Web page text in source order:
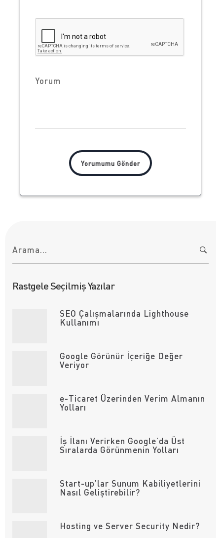
r
m
:Rastgele Seçilmiş Yazılar
SEO Çalışmalarında Lighthouse
Kullanımı
Google Görünür İçeriğe Değer
Veriyor
e-Ticaret Üzerinden Verim Almanın
Yolları
İş İlanı Verirken Google’da Üst
Sıralarda Görünmenin Yolları
Start-up’lar Sunum Kabiliyetlerini
Nasıl Geliştirebilir?
Hosting ve Server Security Nedir?